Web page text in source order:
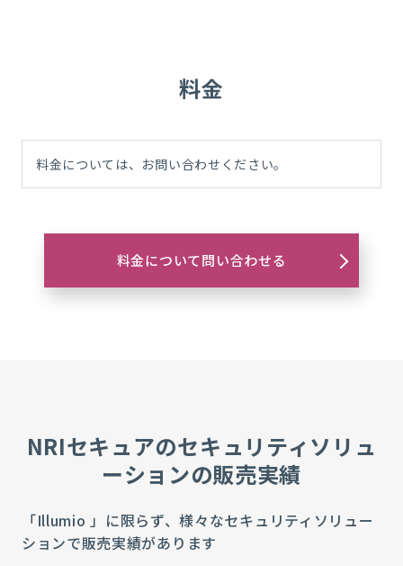
料金
料金については、お問い合わせください。
料金について問い合わせる
NRIセキュアのセキュリティソリュ
ーションの販売実績
「Illumio 」に限らず、様々なセキュリティソリュー
ションで販売実績があります